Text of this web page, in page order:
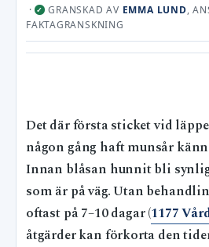
·✓ GRANSKAD AV EMMA LUND,
FAKTAGRANSKNING
Det där första sticket vid
någon gång haft munsår
Innan blåsan hunnit bli synlig
som är på väg. Utan
oftast på 7–10 dagar (1177
åtgärder kan förkorta den